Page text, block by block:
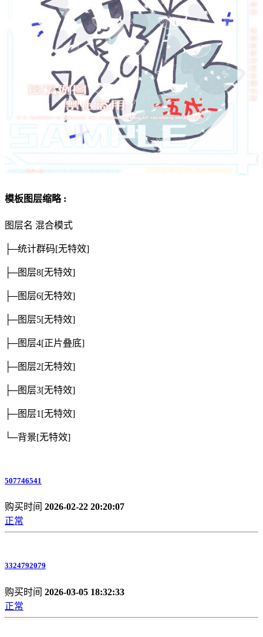
模板图层缩略 :
图层名 混合模式
├─统计群码[无特效]
├─图层8[无特效]
├─图层6[无特效]
├─图层5[无特效]
├─图层4[正片叠底]
├─图层2[无特效]
├─图层3[无特效]
├─图层1 [无特效]
└─背景[无特效]
507746541
购买时间 2026-02-22 20:20:07
正常
3324792079
购买时间 2026-03-05 18:32:33
正常